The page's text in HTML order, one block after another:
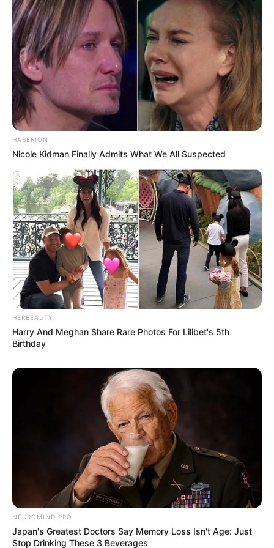
HABERION
Nicole Kidman Finally Admits What We All Suspected
HERBEAUTY
Harry And Meghan Share Rare Photos For Lilibet's 5th
Birthday
NEUROMIND PRO
Japan's Greatest Doctors Say Memory Loss Isn't Age: Just
Stop Drinking These 3 Beverages